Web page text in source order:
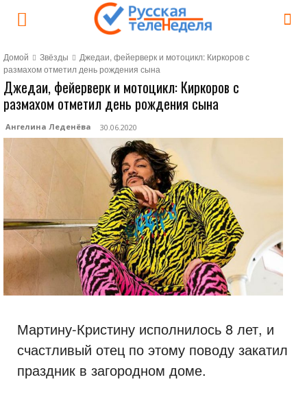
Домой Звёзды
Джедаи, фейерверк и мотоцикл: Киркоров с
размахом отметил день рождения сына
Джедаи, фейерверк и мотоцикл: Киркоров с
размахом отметил день рождения сына
Ангелина Леденёва 30.06.2020
Мартину-Кристину исполнилось 8 лет, и
счастливый отец по этому поводу закатил
праздник в загородном доме.